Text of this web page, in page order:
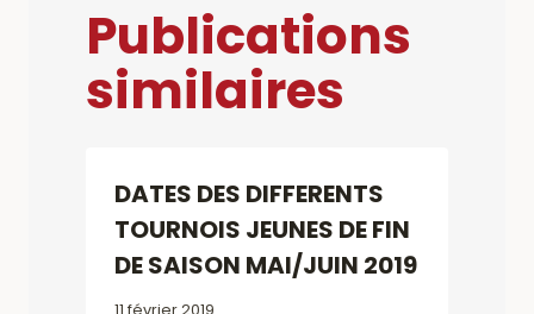
Publications
similaires
DATES DES DIFFERENTS
TOURNOIS JEUNES DE FIN
DE SAISON MAI/JUIN 2019
11 février 2019